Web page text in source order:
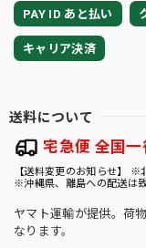
こそ、少し
梱包方法や
つひとつ心
のお言葉は
イエロー
をいただき
もROOTAL
PAY ID あと払い
キャリア決済
送料について
宅急便 全国一
【送料変更のお知らせ】 ※
※沖縄県、離島への配送は致
ヤマト運輸が提供。荷
なります。